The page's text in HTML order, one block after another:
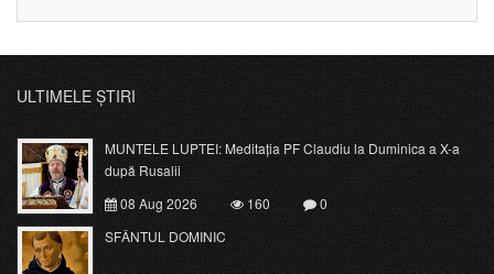
ULTIMELE ȘTIRI
MUNTELE LUPTEI: Meditația PF Claudiu la Duminica a X-a
după Rusalii
08 Aug 2026
160
0
SFÂNTUL DOMINIC